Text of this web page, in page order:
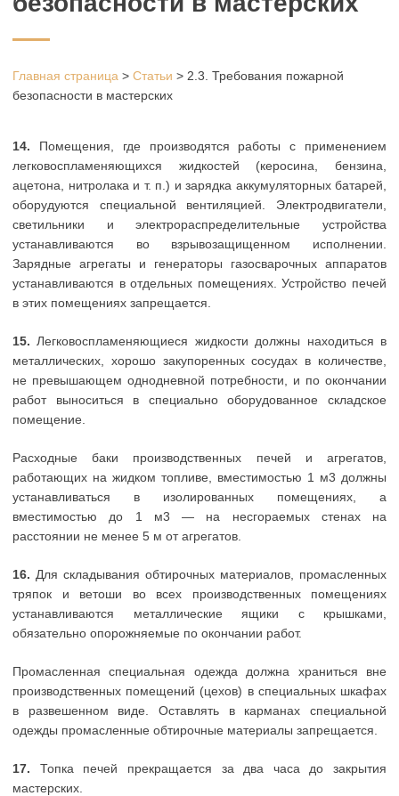
Главная страница > Статьи > 2.3. Требования пожарной
безопасности в мастерских
14. Помещения, где производятся работы с применением
легковоспламеняющихся жидкостей (керосина, бензина,
ацетона, нитролака и т. п.) и зарядка аккумуляторных батарей,
оборудуются специальной вентиляцией. Электродвигатели,
светильники и электрораспределительные устройства
устанавливаются во взрывозащищенном исполнении.
Зарядные агрегаты и генераторы газосварочных аппаратов
устанавливаются в отдельных помещениях. Устройство печей
в этих помещениях запрещается.
15. Легковоспламеняющиеся жидкости должны находиться в
металлических, хорошо закупоренных сосудах в количестве,
не превышающем однодневной потребности, и по окончании
работ выноситься в специально оборудованное складское
помещение.
Расходные баки производственных печей и агрегатов,
работающих на жидком топливе, вместимостью 1 м3 должны
устанавливаться в изолированных помещениях, а
вместимостью до 1 м3 — на несгораемых стенах на
расстоянии не менее 5 м от агрегатов.
16. Для складывания обтирочных материалов, промасленных
тряпок и ветоши во всех производственных помещениях
устанавливаются металлические ящики с крышками,
обязательно опорожняемые по окончании работ.
Промасленная специальная одежда должна храниться вне
производственных помещений (цехов) в специальных шкафах
в развешенном виде. Оставлять в карманах специальной
одежды промасленные обтирочные материалы запрещается.
17. Топка печей прекращается за два часа до закрытия
мастерских.